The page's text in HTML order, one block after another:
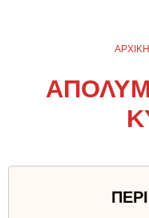
ΑΡΧΙΚΗ